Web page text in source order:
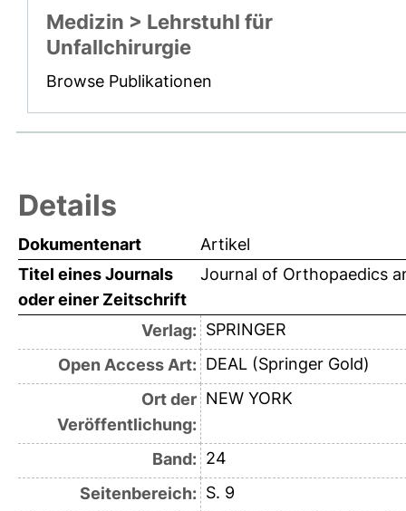
Medizin > Lehrstuhl für
Unfallchirurgie
Browse Publikationen
Details
Dokumentenart
Artikel
Titel eines Journals
oder einer Zeitschrift
Journal of Orthopaedics
Verlag: SPRINGER
Open Access Art: DEAL (Springer Gold)
Ort der
Veröffentlichung:
NEW YORK
Band: 24
Seitenbereich: S. 9